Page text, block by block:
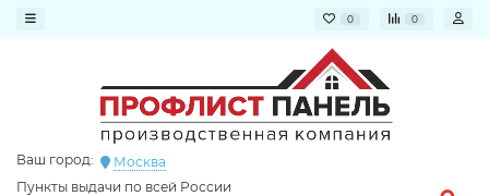
0 0
Ваш город:
Москва
Пункты выдачи по всей России